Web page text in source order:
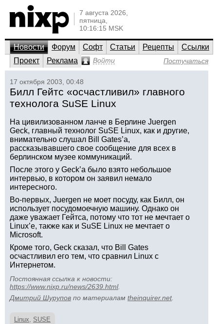
7 августа 2026,
пятница,
10:16:15 MSK
Новости Форум Софт Статьи Рецепты
Ссылки
Проект
Реклама Войти Постучаться
17 октября 2003, 00:48
Билл Гейтс «осчастливил» главного
технолога SuSE Linux
На цивилизованном ланче в Берлине Juergen
Geck, главный технолог SuSE Linux, как и другие,
внимательно слушал Bill Gates’а,
рассказывавшего свое сообщение для всех в
берлинском музее коммуникаций.
После этого у Geck’а было взято небольшое
интервью, в котором он заявил немало
интересного.
Во-первых, Juergen не моет посуду, как Билл, он
использует посудомоечную машину. Однако он
даже уважает Гейтса, потому что тот не мечтает о
Linux’е, также как и SuSE Linux не мечтает о
Microsoft.
Кроме того, Geck сказал, что Bill Gates
осчастливил его тем, что сравнил Linux с
Интернетом.
Постоянная ссылка к новости:
https://www.nixp.ru/news/2639.html.
Дмитрий Шурупов по материалам theinquirer.net.
Linux, SUSE